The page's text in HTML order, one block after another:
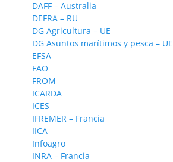
DAFF – Australia
DEFRA – RU
DG Agricultura – UE
DG Asuntos marítimos y pesca – UE
EFSA
FAO
FROM
ICARDA
ICES
IFREMER – Francia
IICA
Infoagro
INRA – Francia